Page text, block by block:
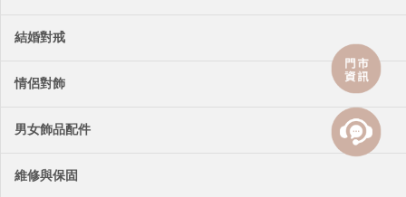
結婚對戒
情侶對飾
男女飾品配件
維修與保固